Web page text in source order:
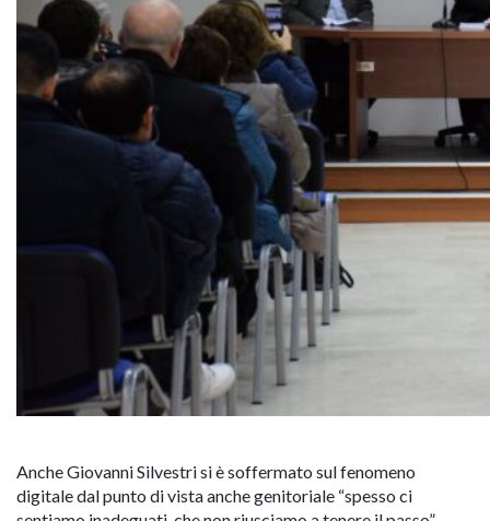
Anche Giovanni Silvestri si è soffermato sul fenomeno
digitale dal punto di vista anche genitoriale “spesso ci